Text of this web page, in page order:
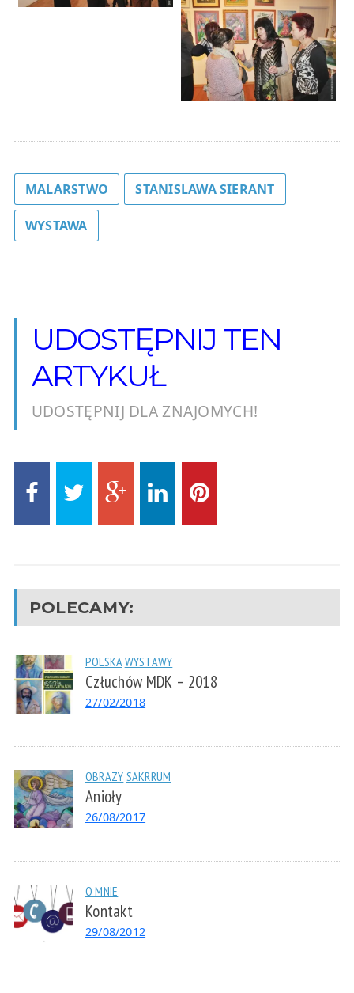
MALARSTWO STANISLAWA SIERANT
WYSTAWA
UDOSTĘPNIJ TEN
ARTYKUŁ
UDOSTĘPNIJ DLA ZNAJOMYCH!
POLECAMY:
POLSKA WYSTAWY
Człuchów MDK – 2018
27/02/2018
OBRAZY SAKRRUM
Anioły
26/08/2017
O MNIE
Kontakt
29/08/2012